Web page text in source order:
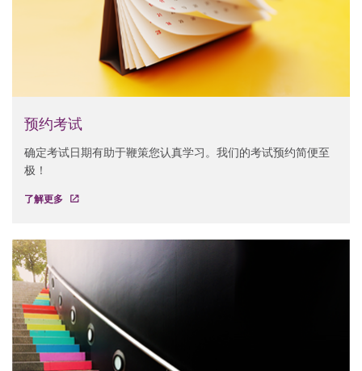
预约考试
确定考试日期有助于鞭策您认真学习。我们的考试预约简便至
极！
了解更多